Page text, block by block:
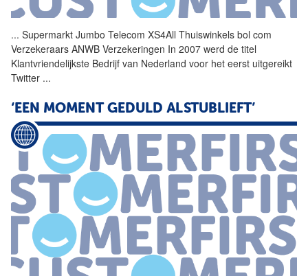
... Supermarkt Jumbo Telecom XS4All Thuiswinkels bol com
Verzekeraars ANWB Verzekeringen In 2007 werd de titel
Klantvriendelijkste Bedrijf van Nederland voor het eerst uitgereikt
Twitter ...
‘EEN MOMENT GEDULD ALSTUBLIEFT’